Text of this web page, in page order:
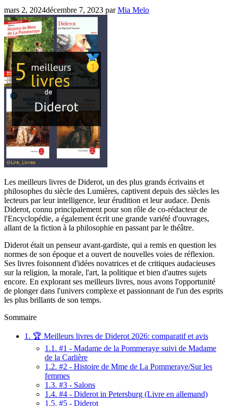
mars 2, 2024décembre 7, 2023 parMia Melo
Les meilleurs livres de Diderot, un des plus grands écrivains et
philosophes du siècle des Lumières, captivent depuis des siècles les
lecteurs par leur intelligence, leur érudition et leur audace. Denis
Diderot, connu principalement pour son rôle de co-rédacteur de
l'Encyclopédie, a également écrit une grande variété d'ouvrages,
allant de la fiction à la philosophie en passant par le théâtre.
Diderot était un penseur avant-gardiste, qui a remis en question les
normes de son époque et a ouvert de nouvelles voies de réflexion.
Ses livres foisonnent d'idées novatrices et de critiques audacieuses
sur la religion, la morale, l'art, la politique et bien d'autres sujets
encore. En explorant ses meilleurs livres, nous avons l'opportunité
de plonger dans l'univers complexe et passionnant de l'un des esprits
les plus brillants de son temps.
Sommaire
1. 🏆 Meilleurs livres de Diderot 2026: comparatif et avis
1.1. #1 - Madame de la Pommeraye suivi de Madame
de la Carlière
1.2. #2 - Histoire de Mme de La Pommeraye/Sur les
femmes
1.3. #3 - Salons
1.4. #4 - Diderot in Petersburg (Livre en allemand)
1.5. #5 - Diderot